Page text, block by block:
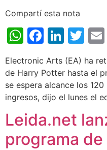
Compartí esta nota
WhatsApp
Electronic Arts (EA) ha
de Harry Potter hasta el
se espera alcance los
ingresos, dijo el lunes el
Leida.net
programa